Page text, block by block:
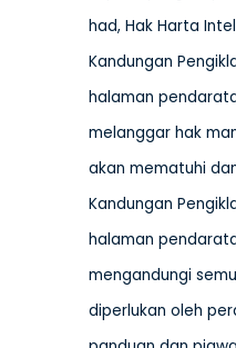
had, Hak Harta
Kandungan
halaman
melanggar hak
akan mematuhi
Kandungan
halaman
mengandungi
diperlukan oleh